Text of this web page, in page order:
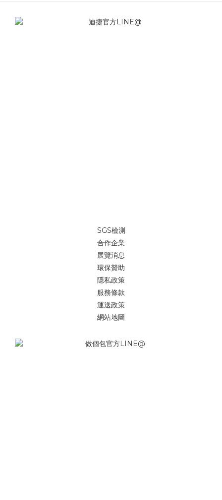
SGS檢測
合作企業
展覽消息
環保贊助
隱私政策
服務條款
運送政策
網站地圖